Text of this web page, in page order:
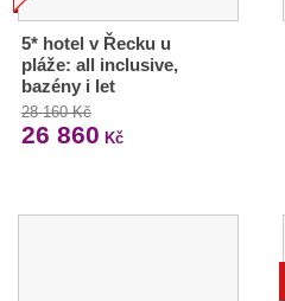
5* hotel v Řecku u
pláže: all inclusive,
bazény i let
28 160 Kč
26 860 Kč